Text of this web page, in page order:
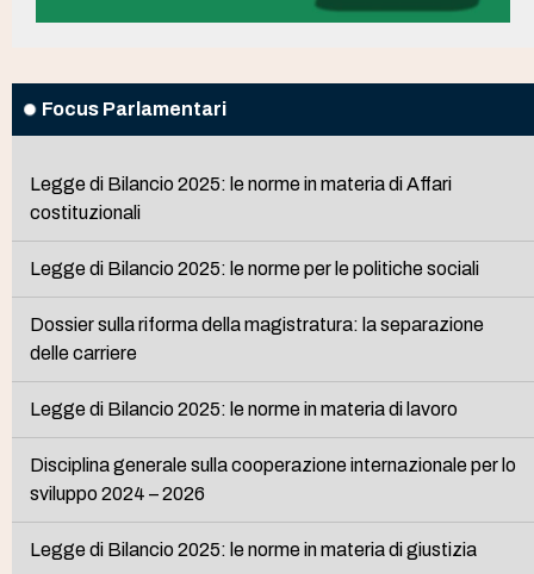
Focus Parlamentari
Legge di Bilancio 2025: le norme in materia di Affari
costituzionali
Legge di Bilancio 2025: le norme per le politiche sociali
Dossier sulla riforma della magistratura: la separazione
delle carriere
Legge di Bilancio 2025: le norme in materia di lavoro
Disciplina generale sulla cooperazione internazionale per lo
sviluppo 2024 – 2026
Legge di Bilancio 2025: le norme in materia di giustizia